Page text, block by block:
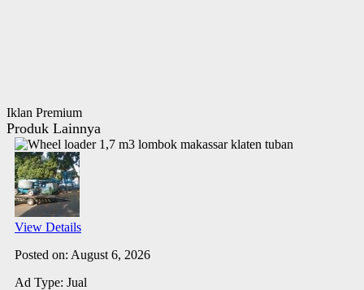
Iklan Premium
Produk Lainnya
View Details
Posted on: August 6, 2026
Ad Type: Jual